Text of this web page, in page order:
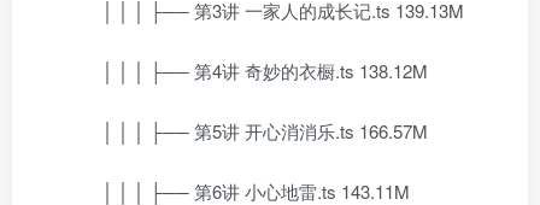
│ │ │ ├── 第3讲 一家人的成长记.ts 139.13M
│ │ │ ├── 第4讲 奇妙的衣橱.ts 138.12M
│ │ │ ├── 第5讲 开心消消乐.ts 166.57M
│ │ │ ├── 第6讲 小心地雷.ts 143.11M